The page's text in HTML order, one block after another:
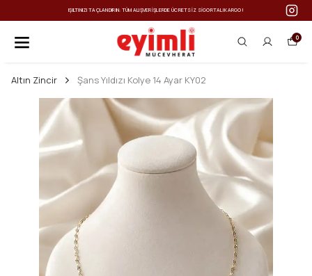
IŞILTINIZI TAÇLANDIRIN: TÜM ALIŞVERIŞLERDE ÜCRETSIZ SIGORTALI KARGO!
0
Altın Zincir Şans Yıldızı Kolye 14 Ayar KY02